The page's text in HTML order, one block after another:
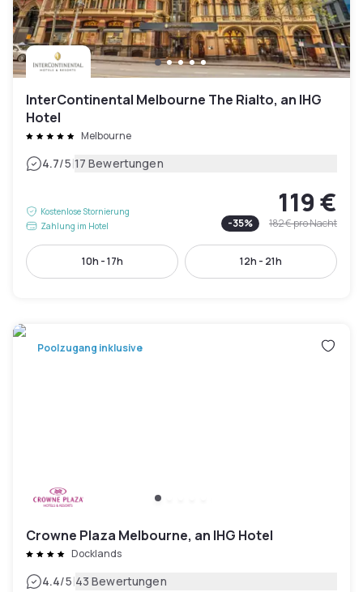
InterContinental Melbourne The Rialto, an IHG
Hotel
Melbourne
4.7/5|17 Bewertungen
Kostenlose Stornierung
Zahlung im Hotel
119 €
-35% 182 €pro Nacht
10h - 17h 12h - 21h
Poolzugang inklusive
Crowne Plaza Melbourne, an IHG Hotel
Docklands
4.4/5|43 Bewertungen